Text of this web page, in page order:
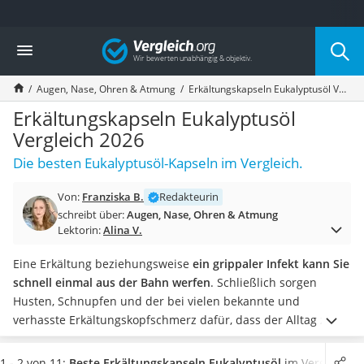
Die beliebtesten Vergleiche nach Kategorie
Drogerie
Inhalator
Haarschneider
Rollator
Braun Rasierer
Katzenklappe (Chip)
Rasierer
Massagepistole
Epilierer
Eiweißpulver
Magnesiumpräparat
Katzenklappe
Nackenmassagegerät
Zeckenschutz Katze
Vergleich
Augen, Nase, Ohren & Atmung Erkältungskapseln Eukalyptusöl Vergleich 2026
Erkältungskapseln Eukalyptusöl
Vergleich 2026
Die besten Eukalyptusöl-Kapseln im Vergleich.
Von: Franziska B.
Redakteurin
schreibt über:Augen, Nase, Ohren & Atmung
Lektorin:Alina V.
Eine Erkältung beziehungsweise ein grippaler Infekt kann Sie
schnell einmal aus der Bahn werfen. Schließlich sorgen
Husten, Schnupfen und der bei vielen bekannte und
verhasste Erkältungskopfschmerz dafür, dass der Alltag zum
Erliegen kommt. Mit Erkältungskapseln auf Eukalyptusöl-
Basis können Sie Ihre Heilung, zahlreichen Online-Tests